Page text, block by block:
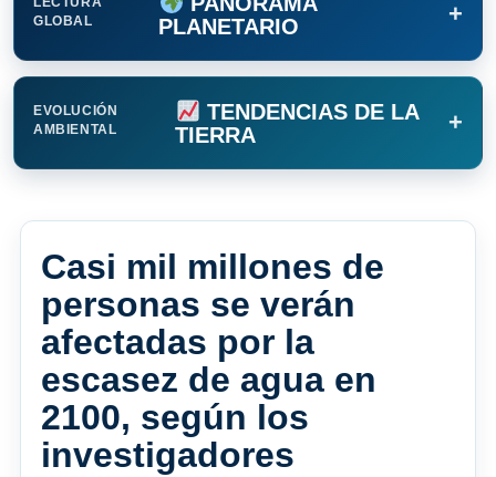
GLOBAL
PLANETARIO
+
EVOLUCIÓN
AMBIENTAL
TENDENCIAS DE LA
TIERRA
+
Casi mil millones de
personas se verán
afectadas por la
escasez de agua en
2100, según los
investigadores